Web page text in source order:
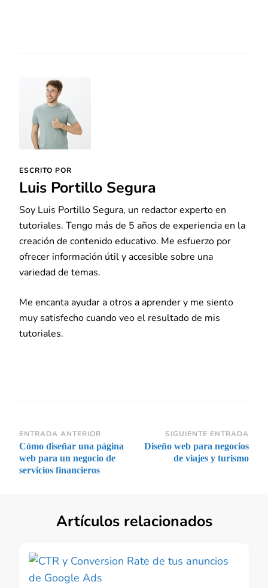
ESCRITO POR
Luis Portillo Segura
Soy Luis Portillo Segura, un redactor experto en
tutoriales. Tengo más de 5 años de experiencia en la
creación de contenido educativo. Me esfuerzo por
ofrecer información útil y accesible sobre una
variedad de temas.
Me encanta ayudar a otros a aprender y me siento
muy satisfecho cuando veo el resultado de mis
tutoriales.
Navegación
de
entradas
ENTRADA ANTERIOR
Cómo diseñar una página
web para un negocio de
servicios financieros
SIGUIENTE ENTRADA
Diseño web para negocios
de viajes y turismo
Artículos relacionados